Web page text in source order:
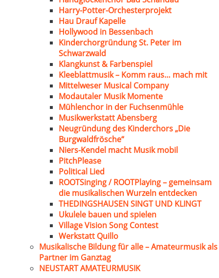
Harry-Potter-Orchesterprojekt
Hau Drauf Kapelle
Hollywood in Bessenbach
Kinderchorgründung St. Peter im
Schwarzwald
Klangkunst & Farbenspiel
Kleeblattmusik – Komm raus… mach mit
Mittelweser Musical Company
Modautaler Musik Momente
Mühlenchor in der Fuchsenmühle
Musikwerkstatt Abensberg
Neugründung des Kinderchors „Die
Burgwaldfrösche“
Niers-Kendel macht Musik mobil
PitchPlease
Political Lied
ROOTSinging / ROOTPlaying – gemeinsam
die musikalischen Wurzeln entdecken
THEDINGSHAUSEN SINGT UND KLINGT
Ukulele bauen und spielen
Village Vision Song Contest
Werkstatt Quillo
Musikalische Bildung für alle – Amateurmusik als
Partner im Ganztag
NEUSTART AMATEURMUSIK